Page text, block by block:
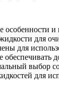
особенности и
для
для
обеспечивать
выбор
для